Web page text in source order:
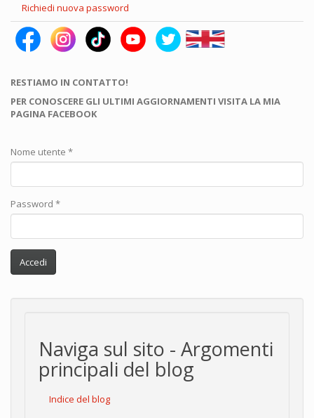
Richiedi nuova password
RESTIAMO IN CONTATTO!
PER CONOSCERE GLI ULTIMI AGGIORNAMENTI VISITA LA MIA
PAGINA FACEBOOK
Nome utente *
Password *
Accedi
Naviga sul sito - Argomenti
principali del blog
Indice del blog